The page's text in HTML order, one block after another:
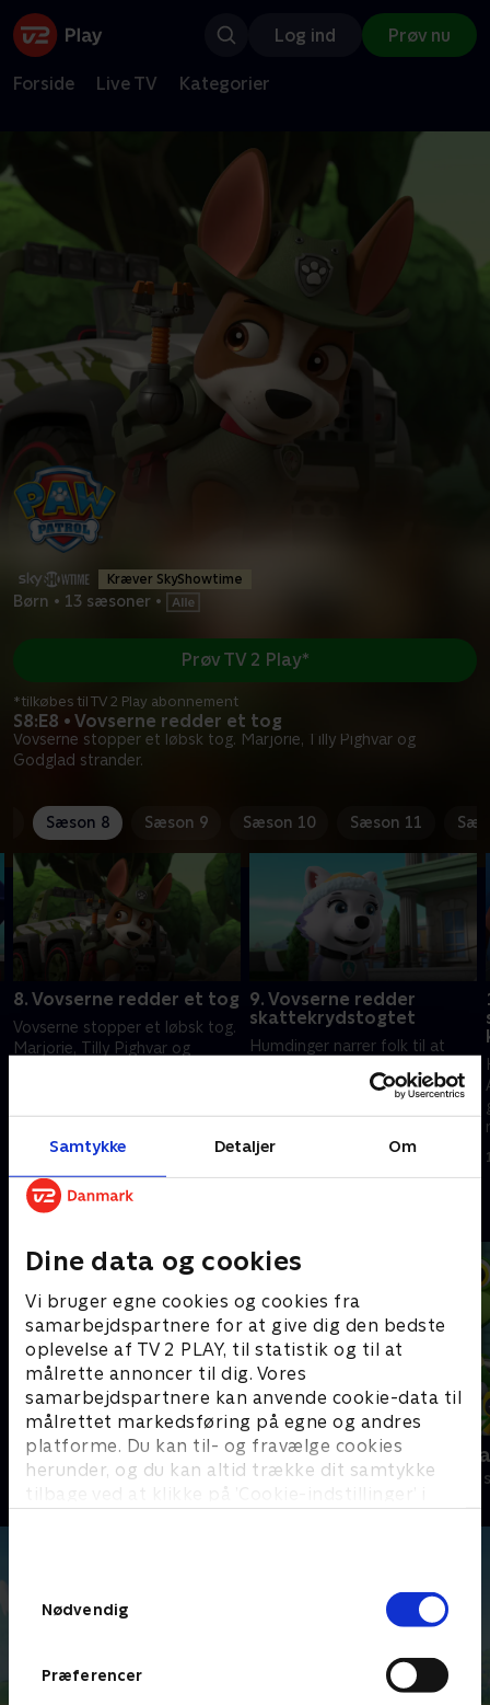
Samtykke Detaljer Om
Dine data og cookies
Vi bruger egne cookies og cookies fra
samarbejdspartnere for at give dig den bedste
oplevelse af TV 2 PLAY, til statistik og til at
målrette annoncer til dig. Vores
samarbejdspartnere kan anvende cookie-data til
målrettet markedsføring på egne og andres
platforme. Du kan til- og fravælge cookies
herunder, og du kan altid trække dit samtykke
tilbage ved at klikke på ’Cookie-indstillinger’ i
Nødvendig
Præferencer
Log ind Prøv nu
Forside Live TV Kategorier
Kræver SkyShowtime
Børn • 13 sæsoner •
S8:E8 • Vovserne redder et tog
Vovserne stopper et løbsk tog. Marjorie, Tilly Pighvar og
Godglad strander.
Prøv TV 2 Play*
*tilkøbes til TV 2 Play abonnement
Sæson 8 Sæson 9 Sæson 10 Sæson 11
8. Vovserne redder et tog
Vovserne stopper et løbsk tog.
Marjorie, Tilly Pighvar og
9. Vovserne redder
skattekrydstogtet
Humdinger narrer folk til at
skal redde Ryder og Alex.
1. januar 2023 • 22 min
Andre så også
Gurli Gris
Børneserier • 4 sæsoner
Geckos
Børneserier • 2